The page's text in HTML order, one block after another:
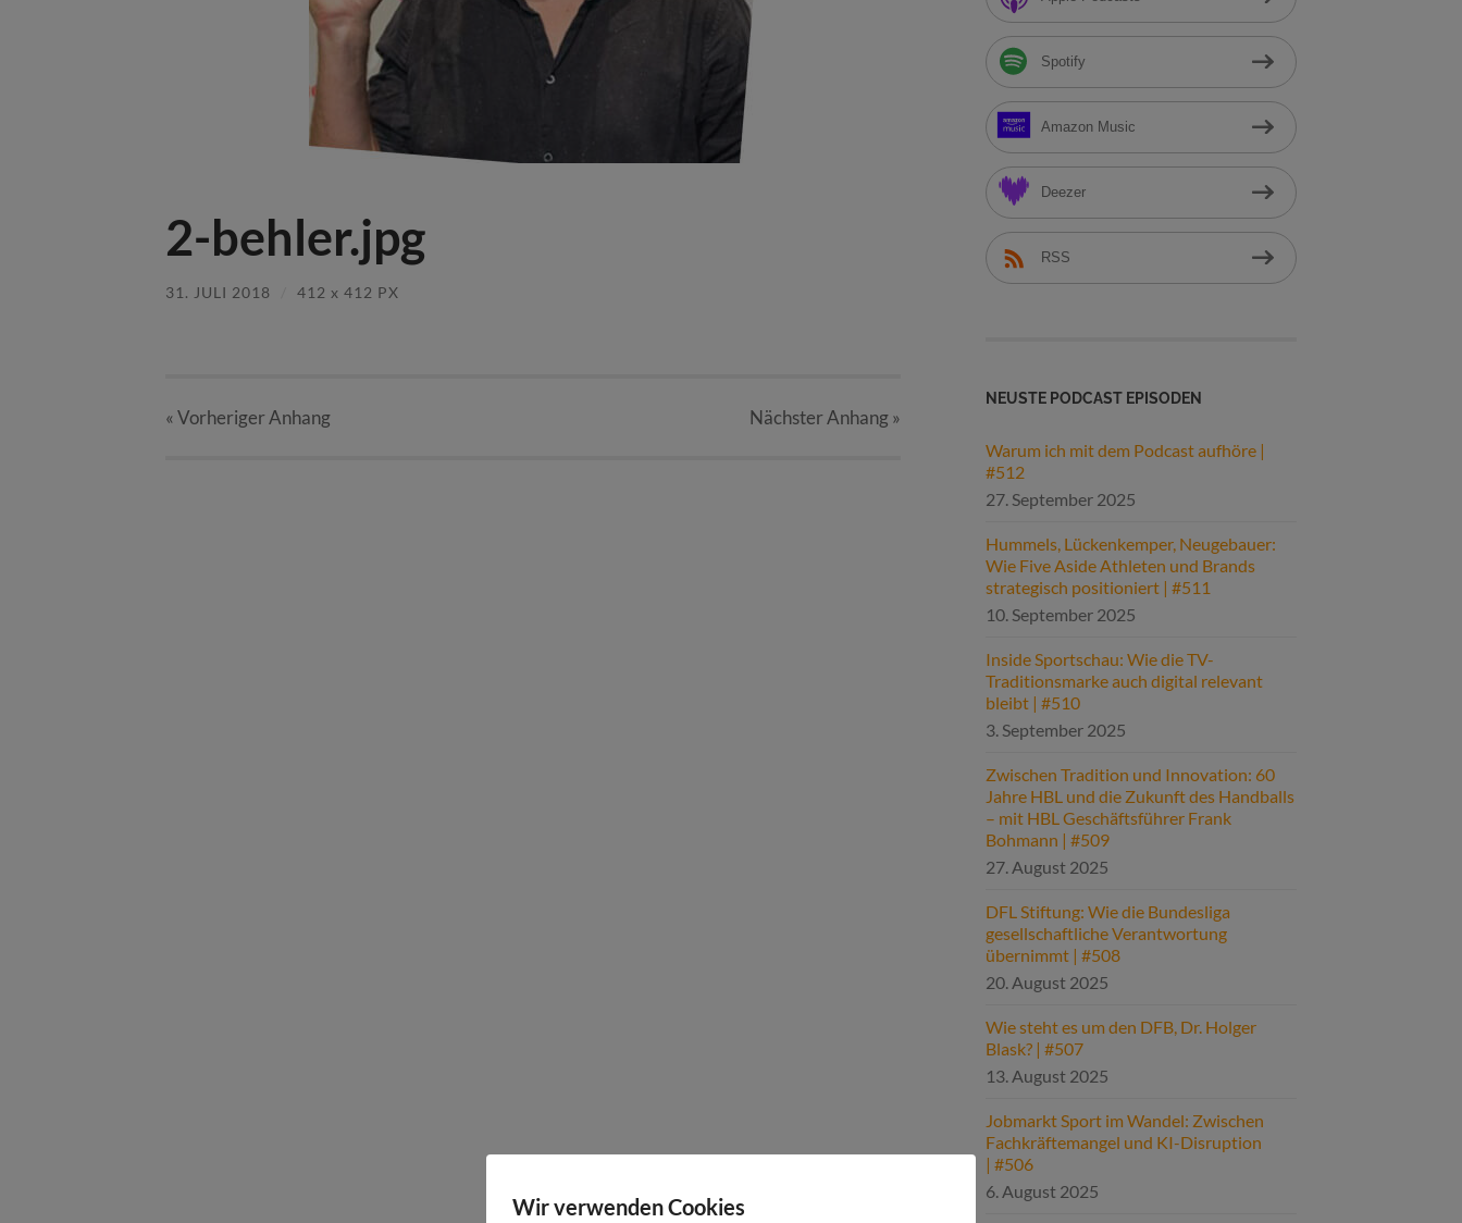
2-behler.jpg
31. JULI 2018 412 x 412 PX
« VorherigerAnhang NächsterAnhang»
h
Spotify
Amazon Music
Deezer
RSS
NEUSTE PODCAST EPISODEN
Warum ich mit dem Podcast aufhöre |
#512
27. September 2025
Hummels, Lückenkemper, Neugebauer:
Wie Five Aside Athleten und Brands
strategisch positioniert | #511
10. September 2025
Inside Sportschau: Wie die TV-
Traditionsmarke auch digital relevant
bleibt | #510
3. September 2025
Zwischen Tradition und Innovation: 60
Jahre HBL und die Zukunft des Handballs
– mit HBL Geschäftsführer Frank
Bohmann | #509
27. August 2025
DFL Stiftung: Wie die Bundesliga
gesellschaftliche Verantwortung
übernimmt | #508
20. August 2025
Wie steht es um den DFB, Dr. Holger
Blask? | #507
13. August 2025
Jobmarkt Sport im Wandel: Zwischen
Fachkräftemangel und KI-Disruption
| #506
6. August 2025
Wir verwenden Cookies